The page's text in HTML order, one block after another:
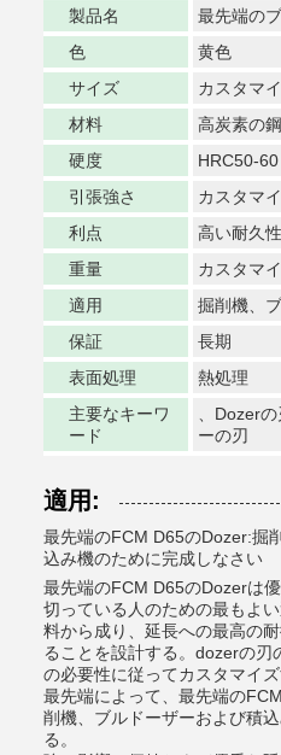
製品名
最先端の
色
黄色
サイズ
カスタマ
材料
高炭素の
硬度
HRC50-60
引張強さ
カスタマ
利点
高い耐久性
重量
カスタマ
適用
掘削機、
保証
長期
表面処理
熱処理
主要なキーワ
ード
、Dozer
ーの刃
適用:
最先端のFCM D65のDozer:掘
込み機のために完成しなさい
最先端のFCM D65のDozerは
切っている人のための最もよ
料から成り、延長への最高の
ることを設計する。dozerの刃
の必要性に従ってカスタマイ
最先端によって、最先端の
削機、ブルドーザーおよび積
る。